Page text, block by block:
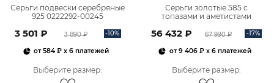
Серьги подвески серебряные
925 0222292-00245
3 501 ₽ 3 890 ₽ -10%
от584 ₽ x 6 платежей
Выберите размер:
Серьги золотые 585 с
топазами и аметистами
56 432 ₽ 67 990 ₽ -17%
от9 406 ₽x 6 платежей
Выберите размер: